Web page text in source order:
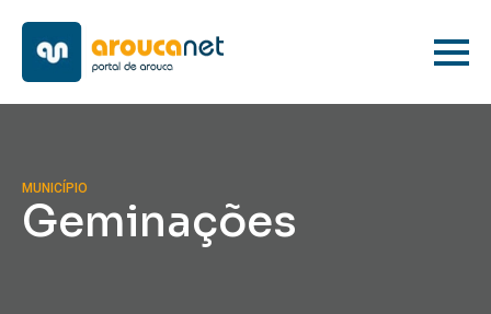
MUNICÍPIO
Geminações